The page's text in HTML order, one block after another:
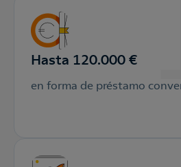
Hasta 120.000 €
en forma de préstamo